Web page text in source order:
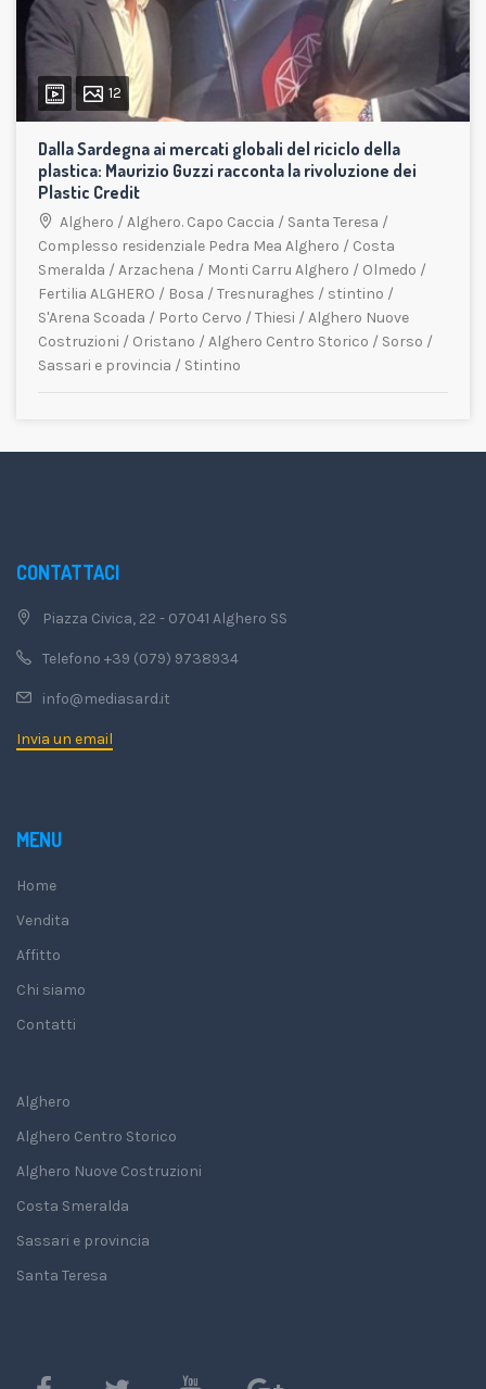
12
Dalla Sardegna ai mercati globali del riciclo della
plastica: Maurizio Guzzi racconta la rivoluzione dei
Plastic Credit
Alghero / Alghero. Capo Caccia / Santa Teresa /
Complesso residenziale Pedra Mea Alghero / Costa
Smeralda / Arzachena / Monti Carru Alghero / Olmedo /
Fertilia ALGHERO / Bosa / Tresnuraghes / stintino /
S'Arena Scoada / Porto Cervo / Thiesi / Alghero Nuove
Costruzioni / Oristano / Alghero Centro Storico / Sorso /
Sassari e provincia / Stintino
CONTATTACI
Piazza Civica, 22 - 07041 Alghero SS
Telefono +39 (079) 9738934
info@mediasard.it
Invia un email
MENU
Home
Vendita
Affitto
Chi siamo
Contatti
Alghero
Alghero Centro Storico
Alghero Nuove Costruzioni
Costa Smeralda
Sassari e provincia
Santa Teresa